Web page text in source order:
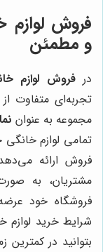
فروش لوازم
و مطمئن
درفروش لوازم
تجربه‌ای متفاوت
مجموعه به عنوان
تمامی لوازم
فروش ارائه
مشتریان، به
فروشگاه خود
شرایط خرید لوازم
بتوانید در